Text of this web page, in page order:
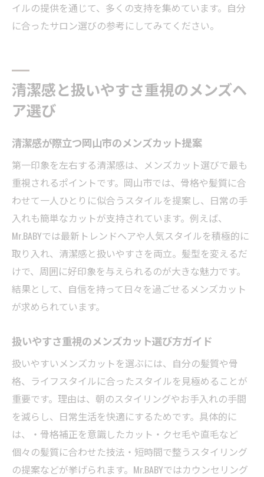
イルの提供を通じて、多くの支持を集めています。自分
に合ったサロン選びの参考にしてみてください。
清潔感と扱いやすさ重視のメンズヘ
ア選び
清潔感が際立つ岡山市のメンズカット提案
第一印象を左右する清潔感は、メンズカット選びで最も
重視されるポイントです。岡山市では、骨格や髪質に合
わせて一人ひとりに似合うスタイルを提案し、日常の手
入れも簡単なカットが支持されています。例えば、
Mr.BABYでは最新トレンドヘアや人気スタイルを積極的に
取り入れ、清潔感と扱いやすさを両立。髪型を変えるだ
けで、周囲に好印象を与えられるのが大きな魅力です。
結果として、自信を持って日々を過ごせるメンズカット
が求められています。
扱いやすさ重視のメンズカット選び方ガイド
扱いやすいメンズカットを選ぶには、自分の髪質や骨
格、ライフスタイルに合ったスタイルを見極めることが
重要です。理由は、朝のスタイリングやお手入れの手間
を減らし、日常生活を快適にするためです。具体的に
は、・骨格補正を意識したカット・クセ毛や直毛など
個々の髪質に合わせた技法・短時間で整うスタイリング
の提案などが挙げられます。Mr.BABYではカウンセリング